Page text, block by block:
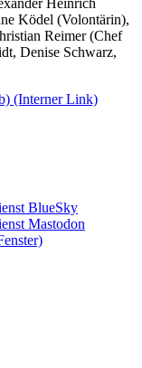
Ködel (Volontärin),
Reimer (Chef
Denise Schwarz,
(Interner Link)
BlueSky
Mastodon